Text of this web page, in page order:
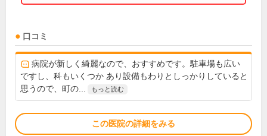
口コミ
病院が新しく綺麗なので、おすすめです。駐車場も広い
ですし、科もいくつか あり設備もわりとしっかりしていると
思うので、町の...
もっと読む
この医院の詳細をみる